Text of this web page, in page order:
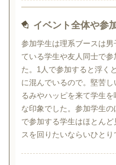
イベント全体や参
参加学生は理系ブースは
ている学生や友人同士で
た。1人で参加すると浮く
に混んでいるので。堅苦
るみやハッピを来て学生
な印象でした。参加学生
で参加する学生はほとん
スを回りたいならいひとり